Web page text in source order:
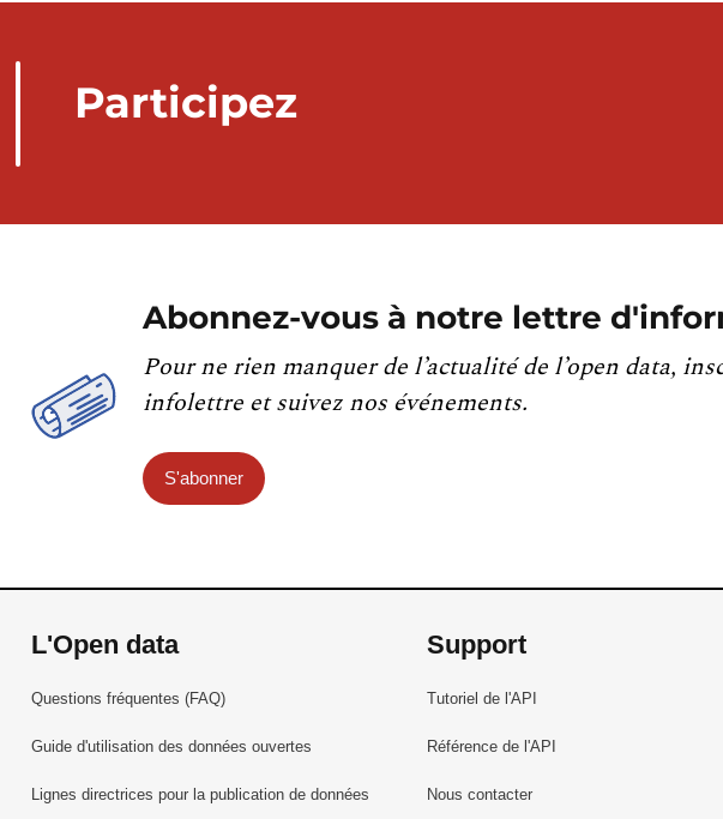
Participez
Abonnez-vous à notre lettre
Pour ne rien manquer de l’actualité de l’open data,
infolettre et suivez nos événements.
S'abonner
L'Open data
Questions fréquentes (FAQ)
Guide d'utilisation des données ouvertes
Lignes directrices pour la publication de données
Support
Tutoriel de l'API
Référence de l'API
Nous contacter